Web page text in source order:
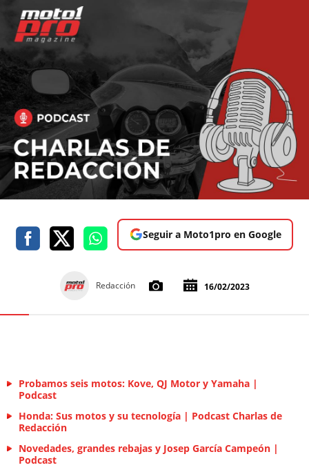
Seguir a Moto1pro en Google
Redacción 16/02/2023
Probamos seis motos: Kove, QJ Motor y Yamaha |
Podcast
Honda: Sus motos y su tecnología | Podcast Charlas de
Redacción
Novedades, grandes rebajas y Josep García Campeón |
Podcast